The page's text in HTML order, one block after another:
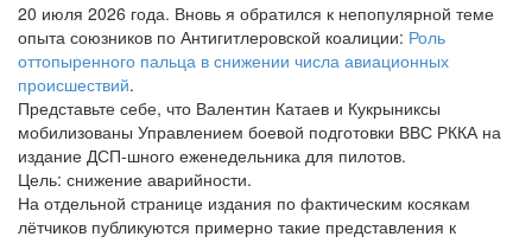
20 июля 2026 года. Вновь я обратился к непопулярной теме
опыта союзников по Антигитлеровской коалиции: Роль
оттопыренного пальца в снижении числа авиационных
происшествий.
Представьте себе, что Валентин Катаев и Кукрыниксы
мобилизованы Управлением боевой подготовки ВВС РККА на
издание ДСП-шного еженедельника для пилотов.
Цель: снижение аварийности.
На отдельной странице издания по фактическим косякам
лётчиков публикуются примерно такие представления к